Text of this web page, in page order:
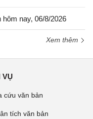
hôm nay, 06/8/2026
Xem thêm
VỤ
cứu văn bản
tích văn bản